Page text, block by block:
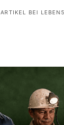
ARTIKEL BEI